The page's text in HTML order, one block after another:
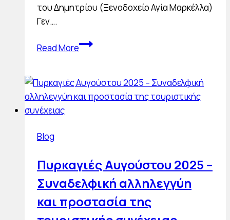
του Δημητρίου (Ξενοδοχείο Αγία Μαρκέλλα)
Γεν….
Read MoreΝέο
για
την
Blog
Πυρκαγιές Αυγούστου 2025 –
Συναδελφική αλληλεγγύη
και προστασία της